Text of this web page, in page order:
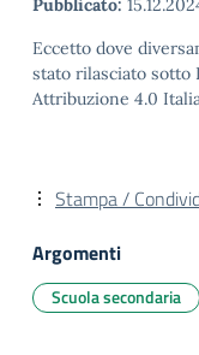
Pubblicato:
Eccetto dove
stato rilasciato sotto
Attribuzione 4.0
Stampa /
Argomenti
Scuola secondaria